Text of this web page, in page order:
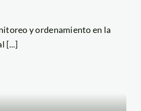
y ordenamiento en la
[...]